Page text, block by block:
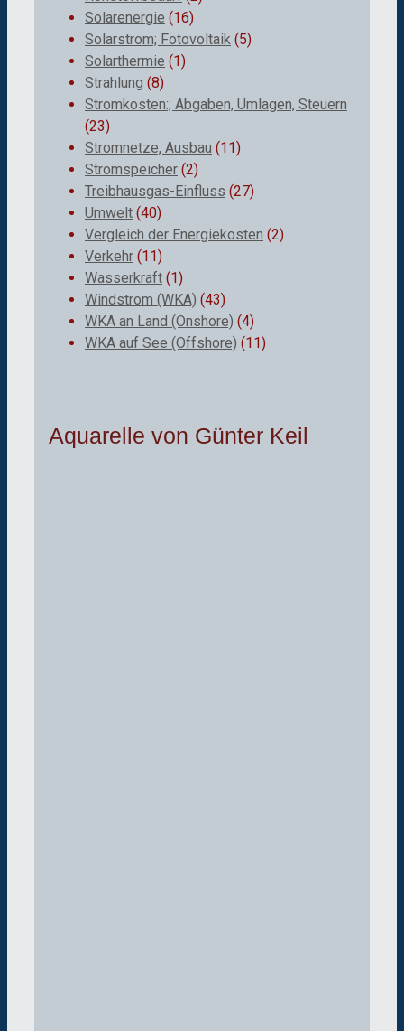
Solarenergie (16)
Solarstrom; Fotovoltaik (5)
Solarthermie (1)
Strahlung (8)
Stromkosten:; Abgaben, Umlagen, Steuern
(23)
Stromnetze, Ausbau (11)
Stromspeicher (2)
Treibhausgas-Einfluss (27)
Umwelt (40)
Vergleich der Energiekosten (2)
Verkehr (11)
Wasserkraft (1)
Windstrom (WKA) (43)
WKA an Land (Onshore) (4)
WKA auf See (Offshore) (11)
Aquarelle von Günter Keil